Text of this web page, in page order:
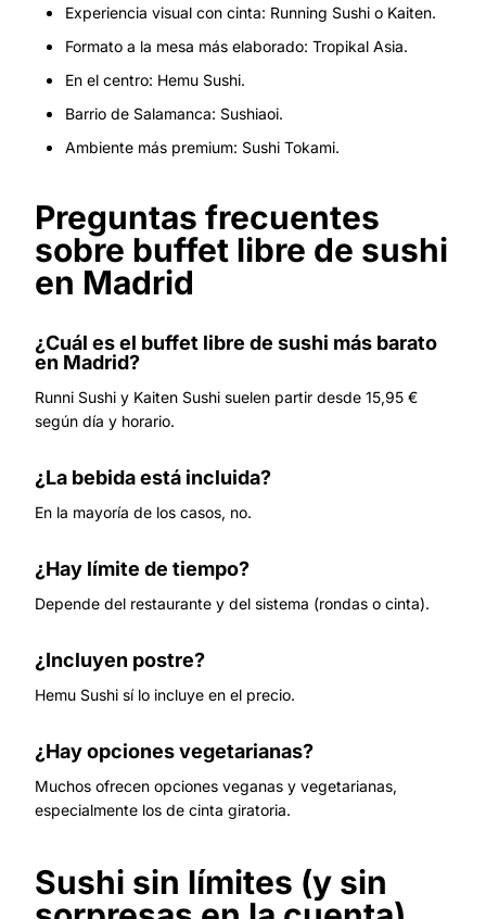
Experiencia visual con cinta: Running Sushi o Kaiten.
Formato a la mesa más elaborado: Tropikal Asia.
En el centro: Hemu Sushi.
Barrio de Salamanca: Sushiaoi.
Ambiente más premium: Sushi Tokami.
Preguntas frecuentes
sobre buffet libre de sushi
en Madrid
¿Cuál es el buffet libre de sushi más barato
en Madrid?
Runni Sushi y Kaiten Sushi suelen partir desde 15,95 €
según día y horario.
¿La bebida está incluida?
En la mayoría de los casos, no.
¿Hay límite de tiempo?
Depende del restaurante y del sistema (rondas o cinta).
¿Incluyen postre?
Hemu Sushi sí lo incluye en el precio.
¿Hay opciones vegetarianas?
Muchos ofrecen opciones veganas y vegetarianas,
especialmente los de cinta giratoria.
Sushi sin límites (y sin